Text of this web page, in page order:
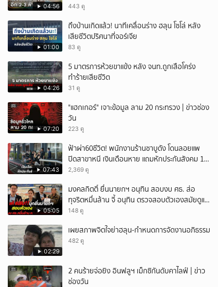
04:56 443 ดู
01:00
ถึงบ้านเกิดแล้ว! นาทีเคลื่อนร่าง ฮลุน โซโล่ หลัง
เสียชีวิตปริศนาที่จอร์เจีย
83 ดู
04:26
5 มาตรการห้วยขาแข้ง หลัง จนท.ถูกเสือโคร่ง
ทำร้ายเสียชีวิต
31 ดู
07:20
"แฮกเกอร์" เจาะข้อมูล ลาม 20 กระทรวง | ข่าวช่อง
วัน
223 ดู
07:43
ฟ้าผ่า60ชีวิต! พนักงานร้านชาบูดัง โดนลอยแพ
ปิดสาขาหนี เงินเดือนหาย แถมหักประกันสังคม 11
เดือนแต่ไม่ส่ง?
2,369 ดู
05:05
มงคลกิตติ์ ยื่นนายกฯ อนุทิน สอบงบ ศธ. ส่อ
ทุจริตหมื่นล้าน จี้ อนุทิน ตรวจสอบตัวเองสมัยดูแล
ศธ.
148 ดู
02:29
เผยสภาพจิตใจย่าฮลุน-กำหนดการจัดงานอภิธรรม
482 ดู
2 คนร้ายจ่อยิง อินฟลูฯ เม็กซิกันดับคาไลฟ์ | ข่าว
ช่องวัน